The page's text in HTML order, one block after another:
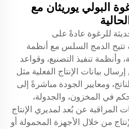
البولي يوريثان مع
للرغوة عادةً على
تتيح الدمج السلس مع أنظمة
تنفيذ التصنيع، وقواعد
بيانات الإنتاج الفعلية مثل
ومعايير الجودة مباشرةً إلى
في المخزون، والجدولة،
المراقبة عن بُعد لمديري الإنتاج
من خلال الأجهزة المحمولة أو